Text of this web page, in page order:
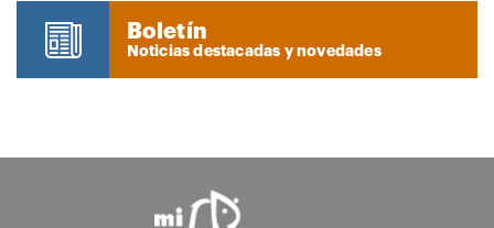
Boletín
Noticias destacadas y novedades